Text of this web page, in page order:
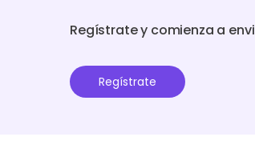
Regístrate y comienza a
Regístrate